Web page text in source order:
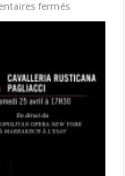
fermés
prochains
à